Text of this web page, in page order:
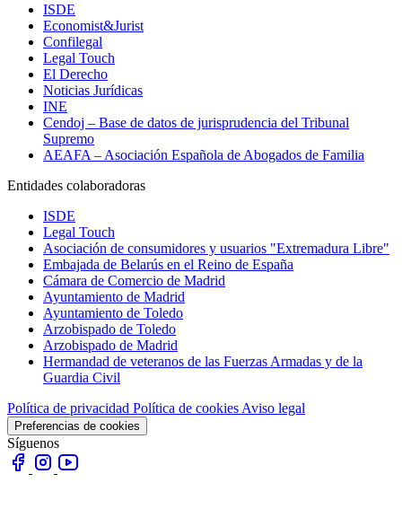
ISDE
Economist&Jurist
Confilegal
Legal Touch
El Derecho
Noticias Jurídicas
INE
Cendoj – Base de datos de jurisprudencia del Tribunal
Supremo
AEAFA – Asociación Española de Abogados de Familia
Entidades colaboradoras
ISDE
Legal Touch
Asociación de consumidores y usuarios "Extremadura Libre"
Embajada de Belarús en el Reino de España
Cámara de Comercio de Madrid
Ayuntamiento de Madrid
Ayuntamiento de Toledo
Arzobispado de Toledo
Arzobispado de Madrid
Hermandad de veteranos de las Fuerzas Armadas y de la
Guardia Civil
Política de privacidad Política de cookies Aviso legal
Preferencias de cookies
Síguenos